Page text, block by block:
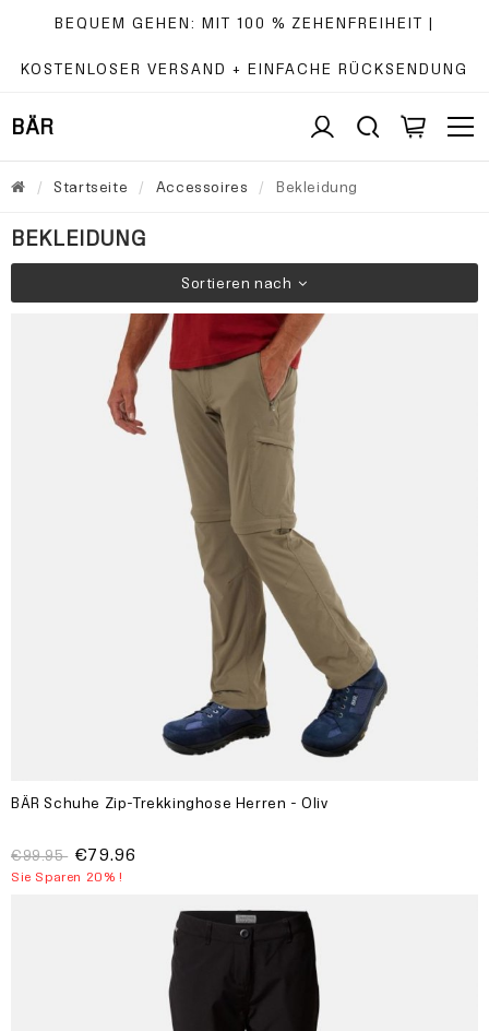
BEQUEM GEHEN: MIT 100 % ZEHENFREIHEIT |
KOSTENLOSER VERSAND + EINFACHE RÜCKSENDUNG
BÄR
Startseite Accessoires Bekleidung
BEKLEIDUNG
Sortieren nach
BÄR Schuhe Zip-Trekkinghose Herren - Oliv
€99.95 €79.96
Sie Sparen 20% !